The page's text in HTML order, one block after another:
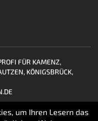
FÜR KAMENZ,
KÖNIGSBRÜCK,
um Ihren Lesern das